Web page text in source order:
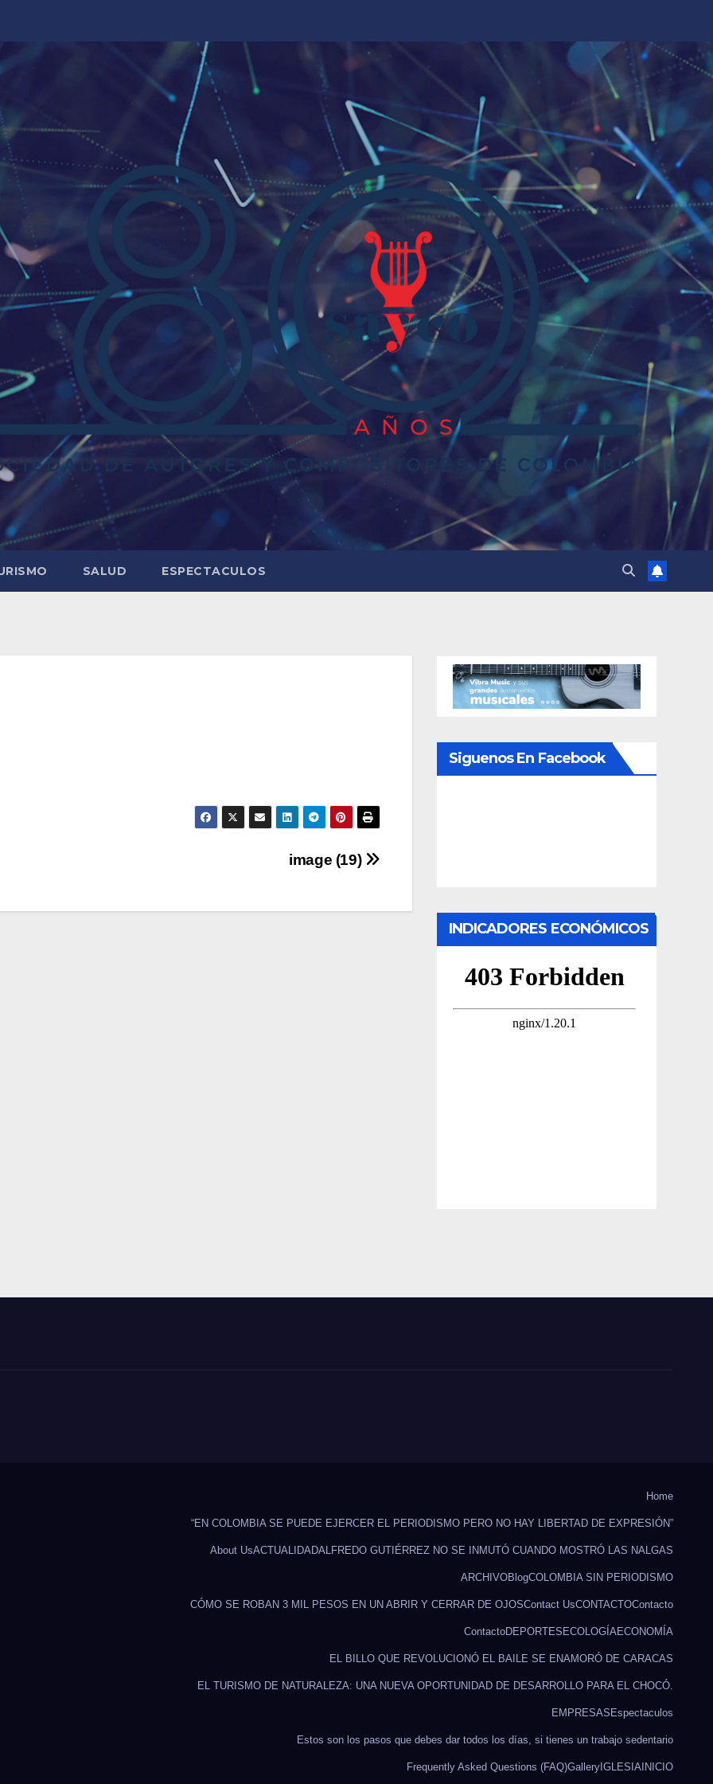
SALUD ESPECTACULOS
image (19)
Siguenos En Facebook
INDICADORES ECONÓMICOS
Home
“EN COLOMBIA SE PUEDE EJERCER EL PERIODISMO PERO NO HAY LIBERTAD DE EXPRESIÓN”
About UsACTUALIDADALFREDO GUTIÉRREZ NO SE INMUTÓ CUANDO MOSTRÓ LAS NALGAS
ARCHIVOBlogCOLOMBIA SIN PERIODISMO
CÓMO SE ROBAN 3 MIL PESOS EN UN ABRIR Y CERRAR DE OJOSContact UsCONTACTOContacto
ContactoDEPORTES ECOLOGÍAECONOMÍA
EL BILLO QUE REVOLUCIONÓ EL BAILE SE ENAMORÓ DE CARACAS
EL TURISMO DE NATURALEZA: UNA NUEVA OPORTUNIDAD DE DESARROLLO PARA EL CHOCÓ.
EMPRESAS Espectaculos
Estos son los pasos que debes dar todos los días, si tienes un trabajo sedentario
Frequently Asked Questions (FAQ)Gallery IGLESIA INICIO